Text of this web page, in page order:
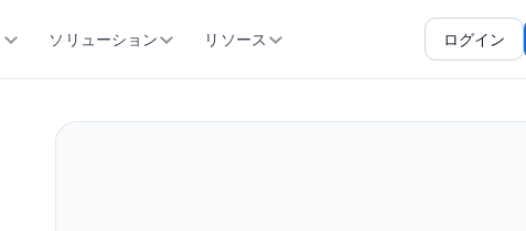
ソリューション リソース ログイン